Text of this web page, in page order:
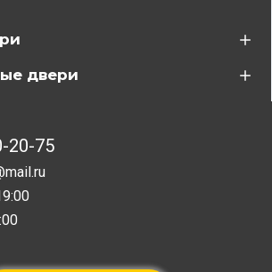
двери
20-75